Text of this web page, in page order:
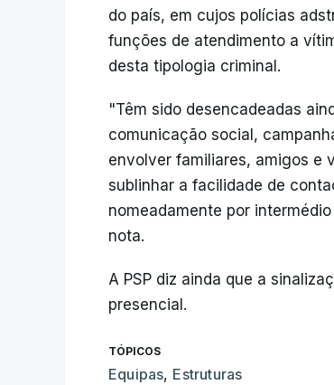
do país, em cujos polícias
funções de atendimento a
desta tipologia criminal.
"Têm sido desencadeadas
comunicação social,
envolver familiares, amigos e
sublinhar a facilidade de
nomeadamente por
nota.
A PSP diz ainda que a
presencial.
TÓPICOS
Equipas, Estruturas